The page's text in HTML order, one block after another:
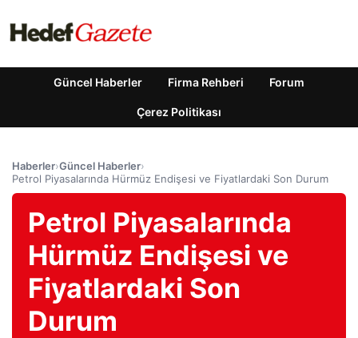
Güncel Haberler Firma Rehberi Forum
Çerez Politikası
Haberler›Güncel Haberler›
Petrol Piyasalarında Hürmüz Endişesi ve Fiyatlardaki Son Durum
Petrol Piyasalarında
Hürmüz Endişesi ve
Fiyatlardaki Son
Durum